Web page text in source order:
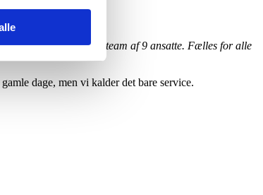
et ungt og dynamisk team af 9 ansatte. Fælles for alle
dage, men vi kalder det bare service.